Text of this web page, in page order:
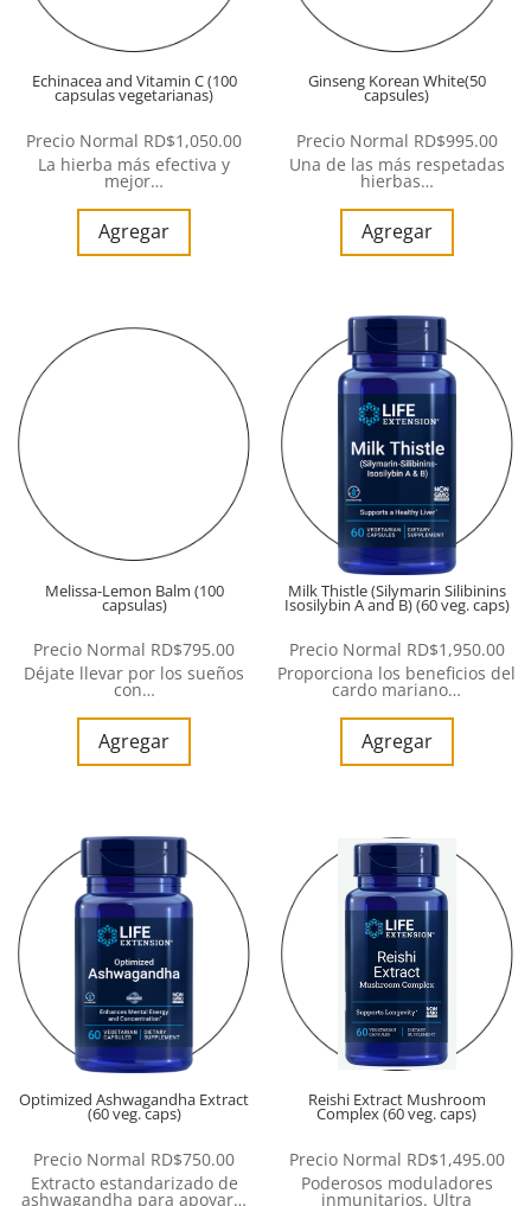
Echinacea and Vitamin C (100
capsulas vegetarianas)
Precio Normal RD$1,050.00
La hierba más efectiva y
mejor…
Agregar
Ginseng Korean White(50
capsules)
Precio Normal RD$995.00
Una de las más respetadas
hierbas…
Agregar
Melissa-Lemon Balm (100
capsulas)
Precio Normal RD$795.00
Déjate llevar por los sueños
con…
Agregar
Milk Thistle (Silymarin Silibinins
Isosilybin A and B) (60 veg. caps)
Precio Normal RD$1,950.00
Proporciona los beneficios del
cardo mariano…
Agregar
Optimized Ashwagandha Extract
(60 veg. caps)
Precio Normal RD$750.00
Extracto estandarizado de
ashwagandha para apoyar…
Reishi Extract Mushroom
Complex (60 veg. caps)
Precio Normal RD$1,495.00
Poderosos moduladores
inmunitarios. Ultra